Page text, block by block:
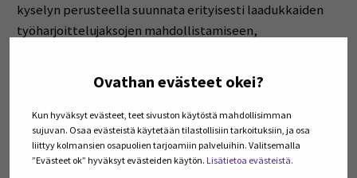
Ovathan evästeet okei?
Kun hyväksyt evästeet, teet sivuston käytöstä mahdollisimman
sujuvan. Osaa evästeistä käytetään tilastollisiin tarkoituksiin, ja osa
liittyy kolmansien osapuolien tarjoamiin palveluihin. Valitsemalla
”Evästeet ok” hyväksyt evästeiden käytön. Lisätietoa evästeistä.
kyselyn perusteella suunnata erityisesti laadukkaiden
työharjoittelujaksojen mahdollistamiseen,
opintojen aikana. Mahdollisuus henkilökohtaisiin
uraohjauskeskusteluihin olisi monelle opiskelijalle
tärkeä tuki opintojen etenemiseen ja työllistymiseen.
Sitä tarvitsevat etenkin ne opiskelijat, jotka ovat